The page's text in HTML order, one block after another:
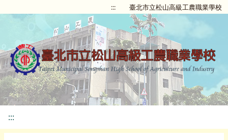
::: 臺北市立松山高級工農職業學校
:::